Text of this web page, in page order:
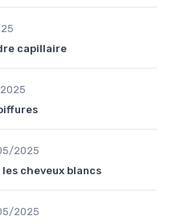
capillaire
2025
cheveux blancs
2025